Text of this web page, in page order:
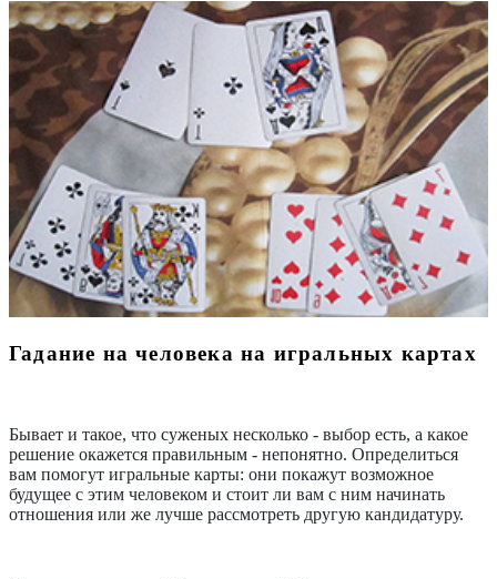
Гадание на человека на игральных картах
Бывает и такое, что суженых несколько - выбор есть, а какое
решение окажется правильным - непонятно. Определиться
вам помогут игральные карты: они покажут возможное
будущее с этим человеком и стоит ли вам с ним начинать
отношения или же лучше рассмотреть другую кандидатуру.